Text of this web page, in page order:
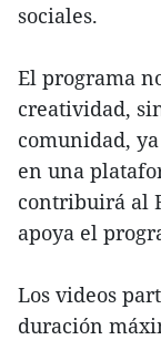
sociales.
El programa
creatividad,
comunidad,
en una
contribuirá al
apoya el
Los videos
duración